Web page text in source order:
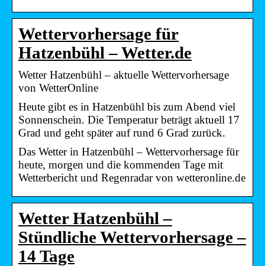
Wettervorhersage für
Hatzenbühl – Wetter.de
Wetter Hatzenbühl – aktuelle Wettervorhersage
von WetterOnline
Heute gibt es in Hatzenbühl bis zum Abend viel
Sonnenschein. Die Temperatur beträgt aktuell 17
Grad und geht später auf rund 6 Grad zurück.
Das Wetter in Hatzenbühl – Wettervorhersage für
heute, morgen und die kommenden Tage mit
Wetterbericht und Regenradar von wetteronline.de
Wetter Hatzenbühl –
Stündliche Wettervorhersage –
14 Tage